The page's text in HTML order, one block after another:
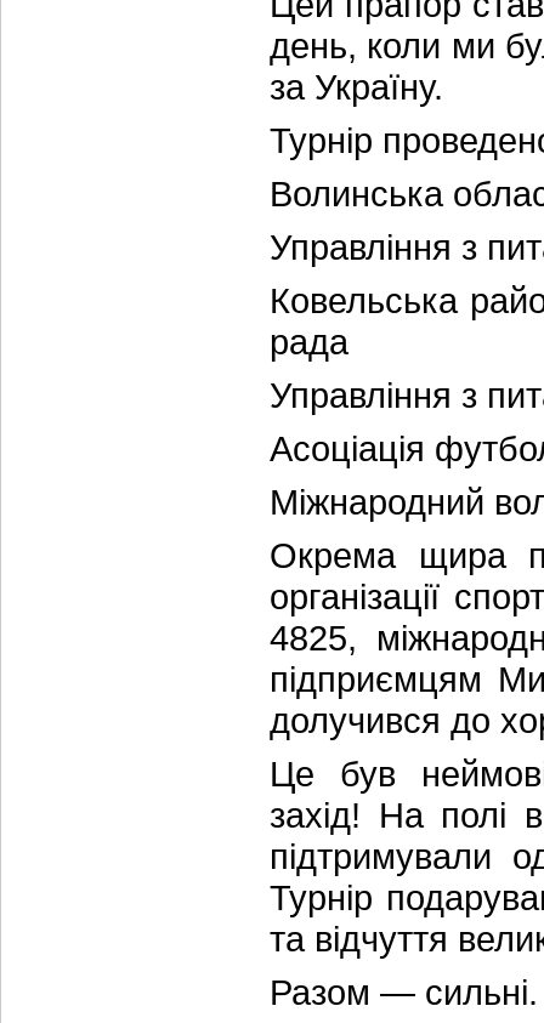
день, коли ми
за Україну.
Турнір
Волинська
Управління з
Ковельська
рада
Управління з
Асоціація
Міжнародний
Окрема щира
організації
4825,
підприємцям
долучився до
Це був
захід! На полі
підтримували
Турнір
та відчуття
Разом —